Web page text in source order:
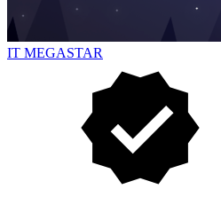
IT MEGASTAR